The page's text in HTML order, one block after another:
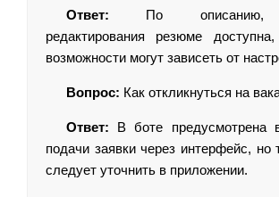
Ответ: По описанию,
редактирования резюме
возможности могут зависеть от
Вопрос: Как откликнуться на
Ответ: В боте предусмотрена
подачи заявки через интерфейс, но
следует уточнить в приложении.